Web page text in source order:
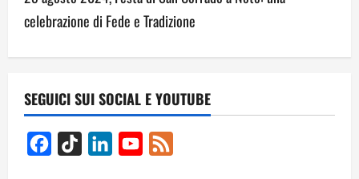
a
v
i
g
a
celebrazione di Fede e Tradizione
SEGUICI SUI SOCIAL E YOUTUBE
Facebook
TikTok LinkedInYouTube